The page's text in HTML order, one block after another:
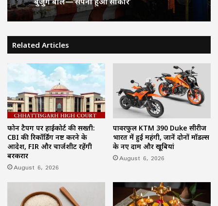
Related Articles
फोन टैपिंग पर हाईकोर्ट की सख्ती:
CBI की रिकॉर्डिंग नष्ट करने के
आदेश, FIR और चार्जशीट रहेंगी
बरकरार
August 6, 2026
पावरफुल KTM 390 Duke सीरीज
भारत में हुई महंगी, जानें दोनों मॉडल्स
के नए दाम और खूबियां
August 6, 2026